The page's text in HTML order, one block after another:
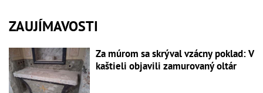
ZAUJÍMAVOSTI
Za múrom sa skrýval vzácny poklad: V
kaštieli objavili zamurovaný oltár